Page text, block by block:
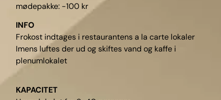
mødepakke: -100 kr
INFO
Frokost indtages i restaurantens a la carte lokaler
Imens luftes der ud og skiftes vand og kaffe i
plenumlokalet
KAPACITET